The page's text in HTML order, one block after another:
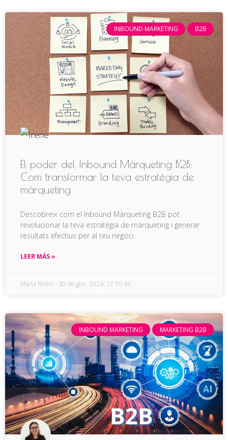
INBOUND MARKETING B2B
El poder del Inbound Màrqueting B2B:
Com transformar la teva estratègia de
màrqueting
Descobreix com el Inbound Màrqueting B2B pot
revolucionar la teva estratègia de màrqueting i generar
resultats efectius per al teu negoci.
LEER MÁS »
Marta Romo 30 de gen. 2024, 17:10:46
INBOUND MARKETING MARKETING B2B